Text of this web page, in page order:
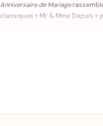
de Mariage
« Mr & Mme Depuis
couple (homme + femme),